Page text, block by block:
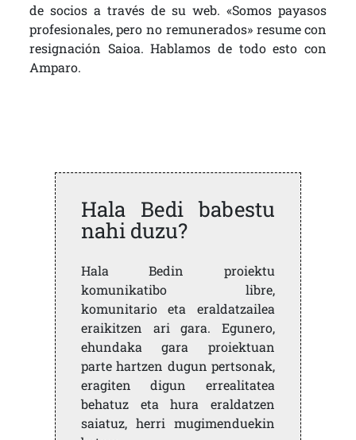
de socios a través de su web. «Somos payasos
profesionales, pero no remunerados» resume con
resignación Saioa. Hablamos de todo esto con
Amparo.
Hala Bedi babestu
nahi duzu?
Hala Bedin proiektu
komunikatibo libre,
komunitario eta eraldatzailea
eraikitzen ari gara. Egunero,
ehundaka gara proiektuan
parte hartzen dugun pertsonak,
eragiten digun errealitatea
behatuz eta hura eraldatzen
saiatuz, herri mugimenduekin